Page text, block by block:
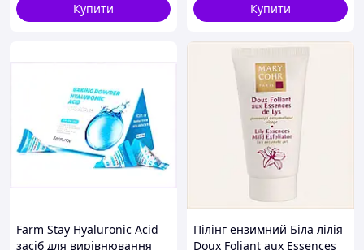
Купити
Купити
Farm Stay Hyaluronic Acid
засіб для вирівнювання
Пілінг ензимний Біла лілія
Doux Foliant aux Essences